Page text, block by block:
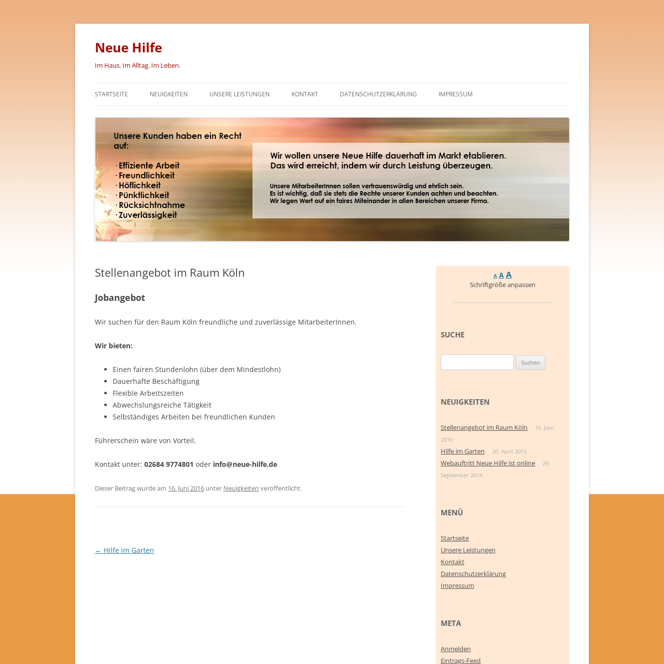
Zum
Neue Hilfe
Im Haus. Im Alltag. Im Leben.
STARTSEITE NEUIGKEITEN UNSERE LEISTUNGEN KONTAKT DATENSCHUTZERKLÄRUNG IMPRESSUM
Stellenangebot im Raum Köln
Jobangebot
Wir suchen für den Raum Köln freundliche und zuverlässige MitarbeiterInnen.
Wir bieten:
Einen fairen Stundenlohn (über dem Mindestlohn)
Dauerhafte Beschäftigung
Flexible Arbeitszeiten
Abwechslungsreiche Tätigkeit
Selbständiges Arbeiten bei freundlichen Kunden
Führerschein wäre von Vorteil.
Kontakt unter: 02684 9774801 oder info@neue-hilfe.de
Dieser Beitrag wurde am 16. Juni 2016 unter Neuigkeiten veröffentlicht.
Beitragsnavigation
← Hilfe im Garten
A A A
Schriftgröße anpassen
SUCHE
nach:
NEUIGKEITEN
Stellenangebot im Raum Köln
16. Juni
2016
Hilfe im Garten 20. April 2015
Webauftritt Neue Hilfe ist online
29.
September 2014
MENÜ
Startseite
Unsere Leistungen
Kontakt
Datenschutzerklärung
Impressum
META
Anmelden
Eintrags-Feed